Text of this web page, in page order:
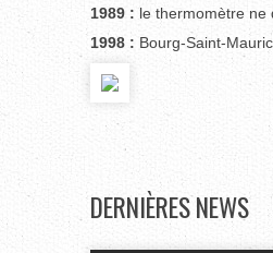
1989 : le thermomètre ne
1998 : Bourg-Saint-
DERNIÈRESNEWS